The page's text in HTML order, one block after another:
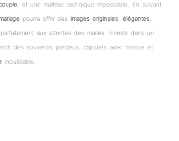
, et une maîtrise technique impeccable. En suivant
pourra offrir des images originales élégantes
parfaitement aux attentes des mariés. Investir dans un
des souvenirs précieux, capturés avec finesse et
inoubliable.